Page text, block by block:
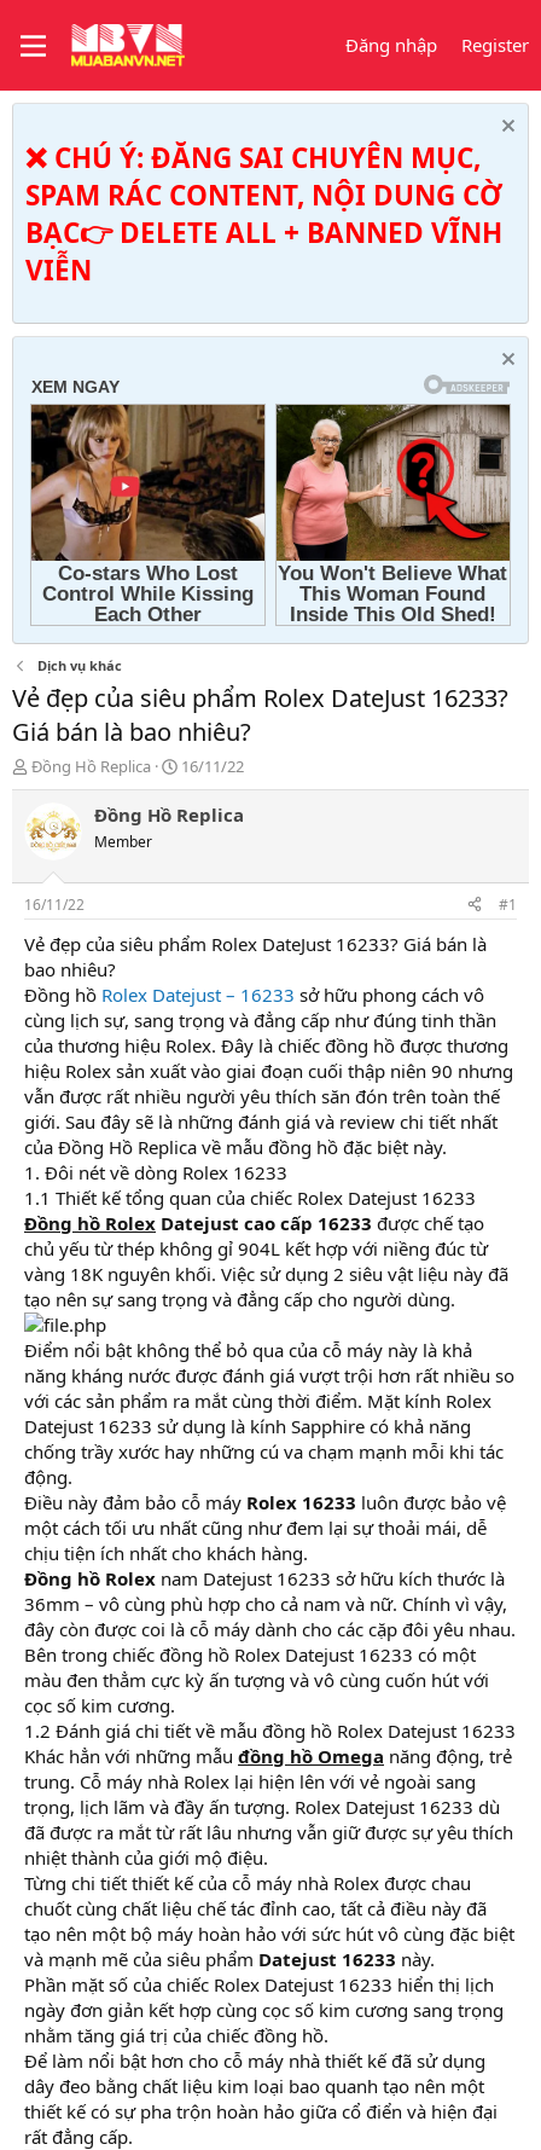
Đăng nhập Register
❌ CHÚ Ý: ĐĂNG SAI CHUYÊN MỤC,
SPAM RÁC CONTENT, NỘI DUNG CỜ
BẠC👉 DELETE ALL + BANNED VĨNH
VIỄN
Dịch vụ khác
Vẻ đẹp của siêu phẩm Rolex DateJust 16233?
Giá bán là bao nhiêu?
T
h
e
a
s
t
a
t
e
r
Đồng Hồ Replica
N
g
à
16/11/22
Đồng Hồ Replica
Member
16/11/22 #1
Vẻ đẹp của siêu phẩm Rolex DateJust 16233? Giá bán là
bao nhiêu?
Đồng hồ Rolex Datejust – 16233 sở hữu phong cách vô
cùng lịch sự, sang trọng và đẳng cấp như đúng tinh thần
của thương hiệu Rolex. Đây là chiếc đồng hồ được thương
hiệu Rolex sản xuất vào giai đoạn cuối thập niên 90 nhưng
vẫn được rất nhiều người yêu thích săn đón trên toàn thế
giới. Sau đây sẽ là những đánh giá và review chi tiết nhất
của Đồng Hồ Replica về mẫu đồng hồ đặc biệt này.
1. Đôi nét về dòng Rolex 16233
1.1 Thiết kế tổng quan của chiếc Rolex Datejust 16233
Đồng hồ Rolex Datejust cao cấp 16233 được chế tạo
chủ yếu từ thép không gỉ 904L kết hợp với niềng đúc từ
vàng 18K nguyên khối. Việc sử dụng 2 siêu vật liệu này đã
tạo nên sự sang trọng và đẳng cấp cho người dùng.
Điểm nổi bật không thể bỏ qua của cỗ máy này là khả
năng kháng nước được đánh giá vượt trội hơn rất nhiều so
với các sản phẩm ra mắt cùng thời điểm. Mặt kính Rolex
Datejust 16233 sử dụng là kính Sapphire có khả năng
chống trầy xước hay những cú va chạm mạnh mỗi khi tác
động.
Điều này đảm bảo cỗ máy Rolex 16233 luôn được bảo vệ
một cách tối ưu nhất cũng như đem lại sự thoải mái, dễ
chịu tiện ích nhất cho khách hàng.
Đồng hồ Rolex nam Datejust 16233 sở hữu kích thước là
36mm – vô cùng phù hợp cho cả nam và nữ. Chính vì vậy,
đây còn được coi là cỗ máy dành cho các cặp đôi yêu nhau.
Bên trong chiếc đồng hồ Rolex Datejust 16233 có một
màu đen thẳm cực kỳ ấn tượng và vô cùng cuốn hút với
cọc số kim cương.
1.2 Đánh giá chi tiết về mẫu đồng hồ Rolex Datejust 16233
Khác hẳn với những mẫu đồng hồ Omega năng động, trẻ
trung. Cỗ máy nhà Rolex lại hiện lên với vẻ ngoài sang
trọng, lịch lãm và đầy ấn tượng. Rolex Datejust 16233 dù
đã được ra mắt từ rất lâu nhưng vẫn giữ được sự yêu thích
nhiệt thành của giới mộ điệu.
Từng chi tiết thiết kế của cỗ máy nhà Rolex được chau
chuốt cùng chất liệu chế tác đỉnh cao, tất cả điều này đã
tạo nên một bộ máy hoàn hảo với sức hút vô cùng đặc biệt
và mạnh mẽ của siêu phẩm Datejust 16233 này.
Phần mặt số của chiếc Rolex Datejust 16233 hiển thị lịch
ngày đơn giản kết hợp cùng cọc số kim cương sang trọng
nhằm tăng giá trị của chiếc đồng hồ.
Để làm nổi bật hơn cho cỗ máy nhà thiết kế đã sử dụng
dây đeo bằng chất liệu kim loại bao quanh tạo nên một
thiết kế có sự pha trộn hoàn hảo giữa cổ điển và hiện đại
rất đẳng cấp.